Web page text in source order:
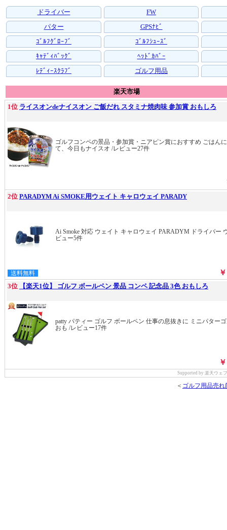
ドライバー
FW
パター
GPSﾅﾋﾞ
ｺﾞﾙﾌｸﾞﾛｰﾌﾞ
ｺﾞﾙﾌｼｭｰｽﾞ
ｷｬﾃﾞｨﾊﾞｯｸﾞ
ﾍｯﾄﾞｶﾊﾞｰ
ﾚﾃﾞｨｰｽｸﾗﾌﾞ
ゴルフ用品
楽天市場
1位 ライスオンdeナイスオン ご飯だれ スタミナ焼肉味 参加賞 おもしろ
ゴルフコンペの景品・参加賞・ニアピン賞におすすめ ごはん
て、今日もナイスオ /レビュー27件
2位 PARADYM Ai SMOKE用ウェイト キャロウェイ PARADY
Ai Smoke 対応 ウェイト キャロウェイ PARADYM ドライバー
ビュー5件
送料無料
3位 【楽天1位】 ゴルフ ボールペン 景品 コンペ 記念品 3色 おもしろ
patty パティー ゴルフ ボールペン 仕事の息抜きに ミニパター
おも /レビュー17件
Supported by 楽天ウェ
＜ ゴルフ用品売れ